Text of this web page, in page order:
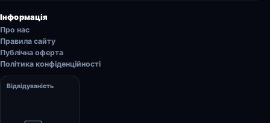
Інформація
Про нас
Правила сайту
Публічна оферта
Політика конфіденційності
Відвідуваність